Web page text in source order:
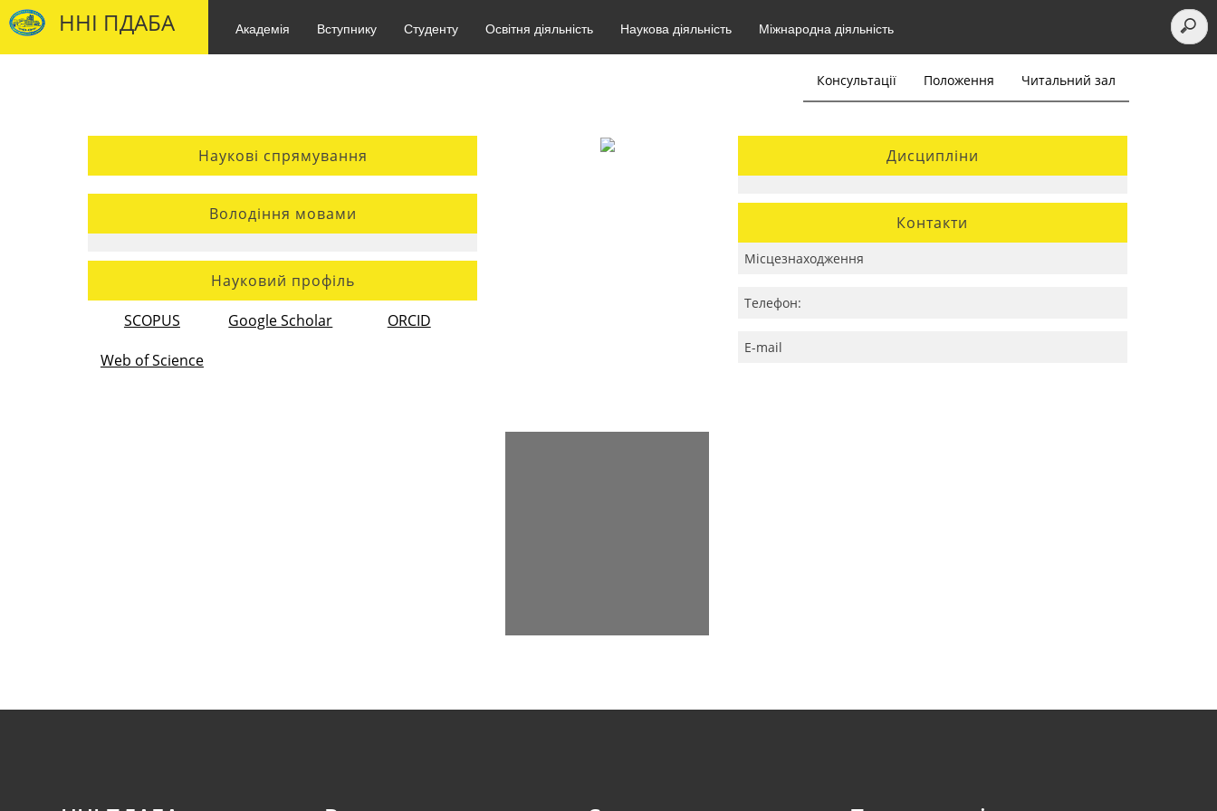
ННІ ПДАБА Академія Вступнику Студенту Освітня діяльність Наукова діяльність Міжнародна діяльність
Консультації Положення Читальний зал
Наукові спрямування
Володіння мовами
Науковий профіль
SCOPUS
Google Scholar
ORCID
Web of Science
Дисципліни
Контакти
Місцезнаходження
Телефон:
E-mail